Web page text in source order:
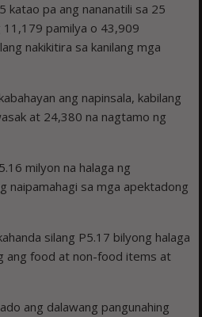
katao pa ang nananatili sa 25
pamilya o 43,909
nakikitira sa kanilang mga
ang napinsala, kabilang
at 24,380 na nagtamo ng
milyon na halaga ng
naipamahagi sa mga apektadong
silang P5.17 bilyong halaga
ang food at non-food items at
ang dalawang pangunahing